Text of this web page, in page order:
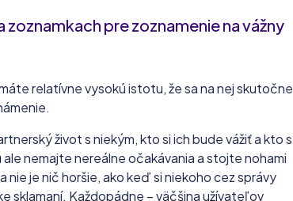
pre zoznamenie na vážny
relatívne vysokú istotu, že sa na nej skutočne
život s niekým, kto si ich bude vážiť a kto s
nemajte nereálne očakávania a stojte nohami
nie je nič horšie, ako keď si niekoho cez správy
sklamaní. Každopádne – väčšina užívateľov